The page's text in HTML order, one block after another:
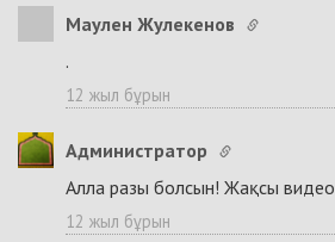
Маулен Жулекенов
.
12 жыл бұрын
Администратор
Алла разы болсын! Жақсы видео
12 жыл бұрын